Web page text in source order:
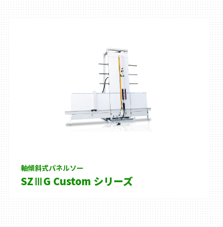
軸傾斜式パネルソー
SZⅢG Custom シリーズ